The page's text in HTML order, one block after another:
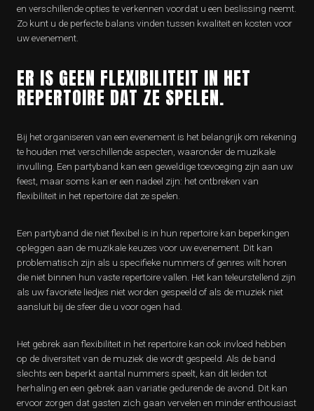
en verschillende opties te verkennen voordat u een beslissing neemt.
Zo kunt u de perfecte balans vinden tussen kwaliteit en kosten voor
uw evenement.
ER IS GEEN FLEXIBILITEIT IN HET
REPERTOIRE DAT ZE SPELEN.
Bij het organiseren van een evenement is het belangrijk om rekening
te houden met verschillende aspecten, waaronder de muzikale
invulling. Een partyband kan een geweldige toevoeging zijn aan uw
feest, maar soms kan er een nadeel zijn: het ontbreken van
flexibiliteit in het repertoire dat ze spelen.
Een partyband die niet flexibel is in hun repertoire kan beperkingen
opleggen aan de muzikale keuzes voor uw evenement. Dit kan
problematisch zijn als u specifieke nummers of genres wilt horen
die niet binnen hun vaste repertoire vallen. Het kan teleurstellend zijn
als uw favoriete liedjes niet worden gespeeld of als de muziek niet
aansluit bij de sfeer die u voor ogen had.
Het gebrek aan flexibiliteit in het repertoire kan ook invloed hebben
op de diversiteit van de muziek die wordt gespeeld. Als de band
slechts een beperkt aantal nummers speelt, kan dit leiden tot
herhaling en een gebrek aan variatie gedurende de avond. Dit kan
ervoor zorgen dat gasten zich gaan vervelen en minder enthousiast